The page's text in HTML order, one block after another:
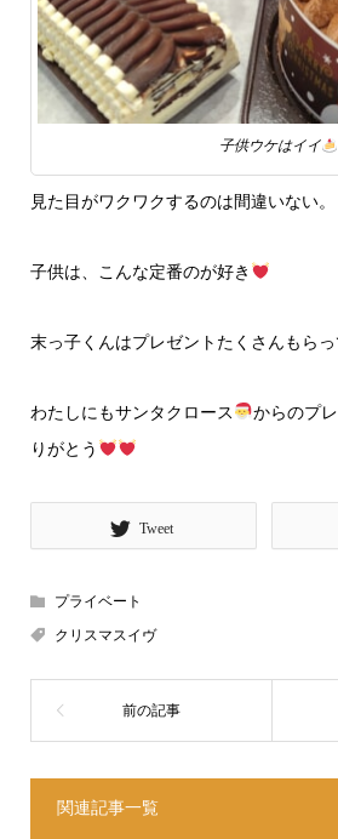
子供ウケはイイ
見た目がワクワクするのは間違いない。
子供は、こんな定番のが好き
末っ子くんはプレゼントたくさんもら
わたしにもサンタクロース からのプ
りがとう
Tweet
プライベート
クリスマスイヴ
関連記事一覧